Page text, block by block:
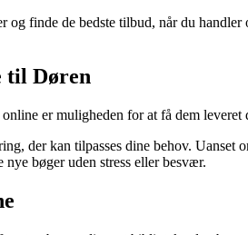
og finde de bedste tilbud, når du
til Døren
er muligheden for at få dem
der kan tilpasses dine behov.
bøger uden stress eller besvær.